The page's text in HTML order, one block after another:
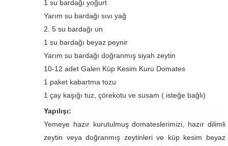
1 su bardağı yoğurt
Yarım su bardağı sıvı yağ
2. 5 su bardağı un
1 su bardağı beyaz peynir
Yarım su bardağı doğranmış siyah zeytin
10-12 adet Galen Küp Kesim Kuru Domates
1 paket kabartma tozu
1 çay kaşığı tuz, çörekotu ve susam ( isteğe bağlı)
Yapılışı:
Yemeye hazır kurutulmuş domateslerimizi, hazır dilimli
zeytin veya doğranmış zeytinleri ve küp kesim beyaz